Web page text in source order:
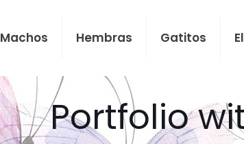
Machos Hembras Gatitos
Portfolio